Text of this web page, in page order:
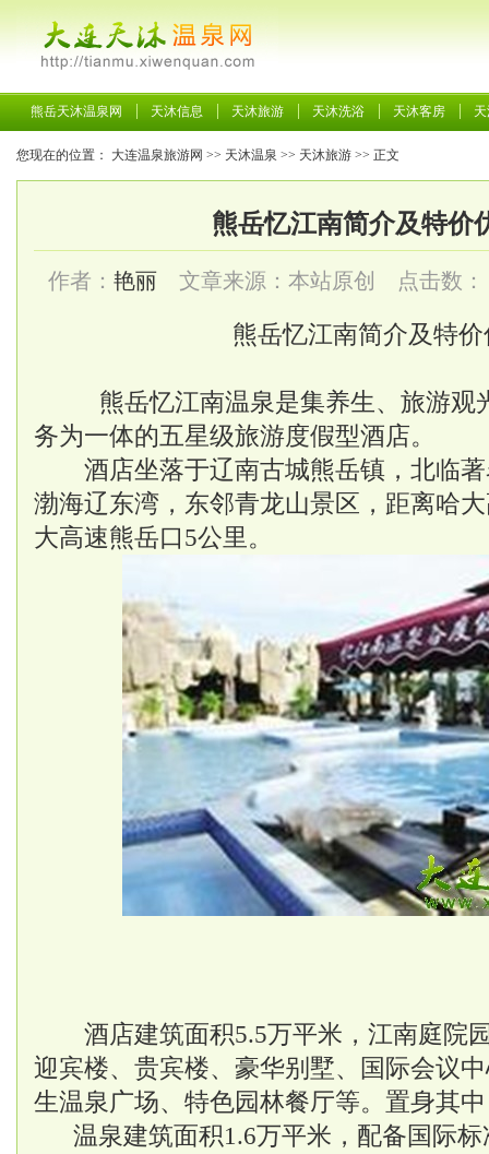
熊岳天沐温泉网 天沐信息 天沐旅游 天沐洗浴 天沐客房
您现在的位置： 大连温泉旅游网 >> 天沐温泉 >> 天沐旅游 >> 正文
熊岳忆江南简介及特价
作者： 艳丽 文章来源：本站原创 点击数：
熊岳忆江南简介及特
熊岳忆江南温泉是集养生、旅游观
务为一体的五星级旅游度假型酒店。
酒店坐落于辽南古城熊岳镇，北临著
渤海辽东湾，东邻青龙山景区，距离哈
大高速熊岳口5公里。
酒店建筑面积5.5万平米，江南庭院
迎宾楼、贵宾楼、豪华别墅、国际会议
生温泉广场、特色园林餐厅等。置身其
温泉建筑面积1.6万平米，配备国际标